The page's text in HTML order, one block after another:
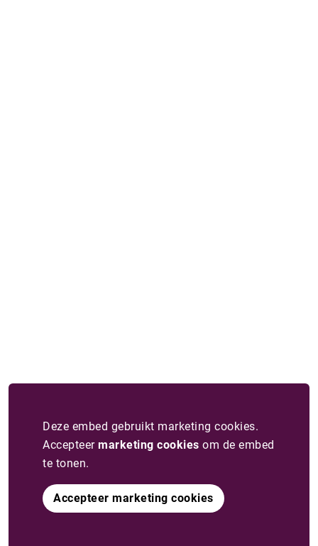
Deze embed gebruikt marketing cookies.
Accepteer marketing cookies om de embed
te tonen.
Accepteer marketing cookies